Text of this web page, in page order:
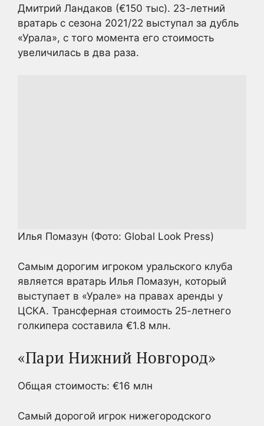
Дмитрий Ландаков (€150 тыс). 23-летний
вратарь с сезона 2021/22 выступал за дубль
«Урала», с того момента его стоимость
увеличилась в два раза.
Илья Помазун (Фото: Global Look Press)
Самым дорогим игроком уральского клуба
является вратарь Илья Помазун, который
выступает в «Урале» на правах аренды у
ЦСКА. Трансферная стоимость 25-летнего
голкипера составила €1.8 млн.
«Пари Нижний Новгород»
Общая стоимость: €16 млн
Самый дорогой игрок нижегородского